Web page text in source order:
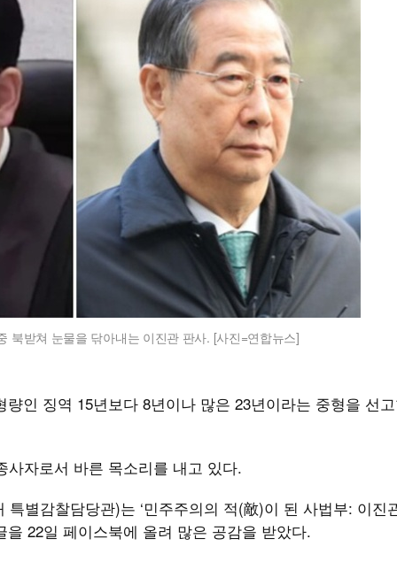
북받쳐 눈물을 닦아내는 이진관 판사. [사진=연합뉴스]
인 징역 15년보다 8년이나 많은 23년이라는 중형을 선
자로서 바른 목소리를 내고 있다.
별감찰담당관)는 ‘민주주의의 적(敵)이 된 사법부: 이진
22일 페이스북에 올려 많은 공감을 받았다.